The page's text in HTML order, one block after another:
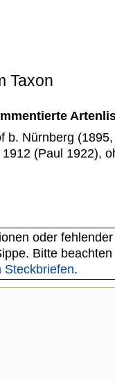
Taxon
b. Nürnberg
(Paul 1922),
oder
Bitte
Steckbriefen.